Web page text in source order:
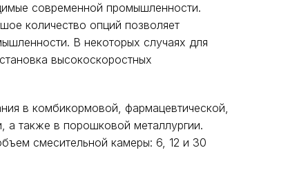
современной промышленности.
количество опций позволяет
В некоторых случаях для
высокоскоростных
в комбикормовой, фармацевтической,
также в порошковой металлургии.
смесительной камеры: 6, 12 и 30